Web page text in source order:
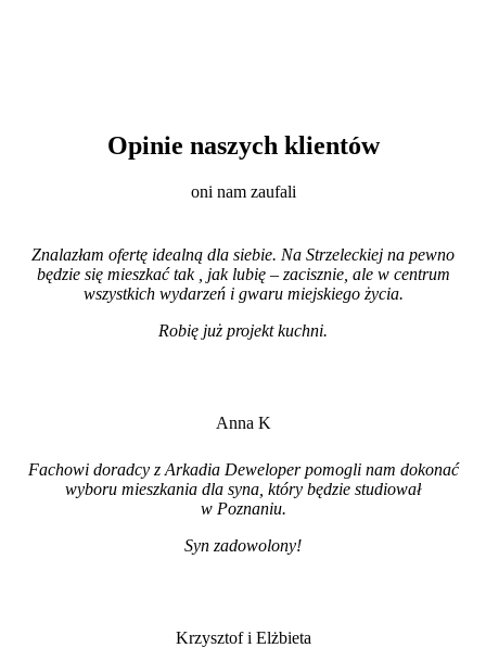
Opinie naszych klientów
oni nam zaufali
Znalazłam ofertę idealną dla siebie. Na Strzeleckiej na pewno
będzie się mieszkać tak , jak lubię – zacisznie, ale w centrum
wszystkich wydarzeń i gwaru miejskiego życia.
Robię już projekt kuchni.
Anna K
Fachowi doradcy z Arkadia Deweloper pomogli nam dokonać
wyboru mieszkania dla syna, który będzie studiował
w Poznaniu.
Syn zadowolony!
Krzysztof i Elżbieta